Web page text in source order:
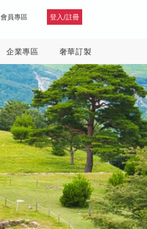
登入/註冊
會員專區
企業專區 奢華訂製